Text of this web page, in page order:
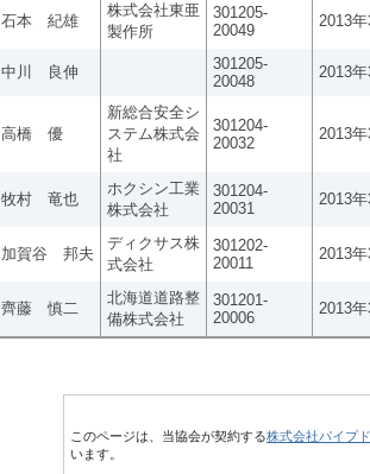
石本 紀雄
株式会社東亜
製作所
301205-
20049
2013
中川 良伸
301205-
20048
2013
高橋 優
新総合安全シ
ステム株式会
社
301204-
20032
2013
牧村 竜也
ホクシン工業
株式会社
301204-
20031
2013
加賀谷 邦夫
ディクサス株
式会社
301202-
20011
2013
齊藤 慎二
北海道道路整
備株式会社
301201-
20006
2013
このページは、当協会が契約する株式会社パイプ
います。